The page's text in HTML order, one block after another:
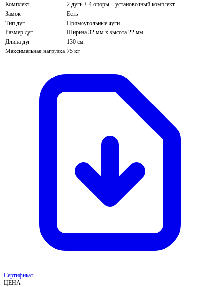
Комплект
2 дуги + 4 опоры + установочный комплект
Замок
Есть
Тип дуг
Прямоугольные дуги
Размер дуг
Ширина 32 мм х высота 22 мм
Длина дуг
130 см.
Максимальная нагрузка 75 кг
Сертификат
ЦЕНА